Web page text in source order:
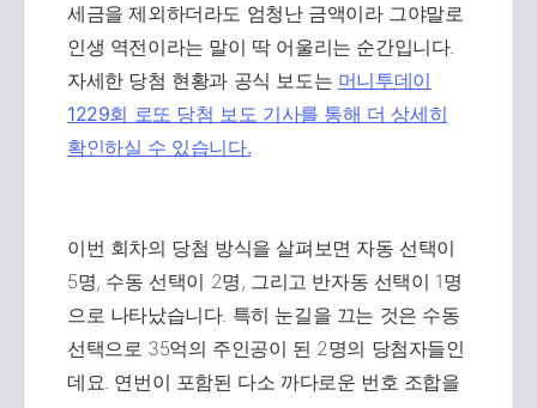
세금을 제외하더라도 엄청난 금액이라 그야말로
인생 역전이라는 말이 딱 어울리는 순간입니다.
자세한 당첨 현황과 공식 보도는 머니투데이
1229회 로또 당첨 보도 기사를 통해 더 상세히
확인하실 수 있습니다.
이번 회차의 당첨 방식을 살펴보면 자동 선택이
5명, 수동 선택이 2명, 그리고 반자동 선택이 1명
으로 나타났습니다. 특히 눈길을 끄는 것은 수동
선택으로 35억의 주인공이 된 2명의 당첨자들인
데요. 연번이 포함된 다소 까다로운 번호 조합을